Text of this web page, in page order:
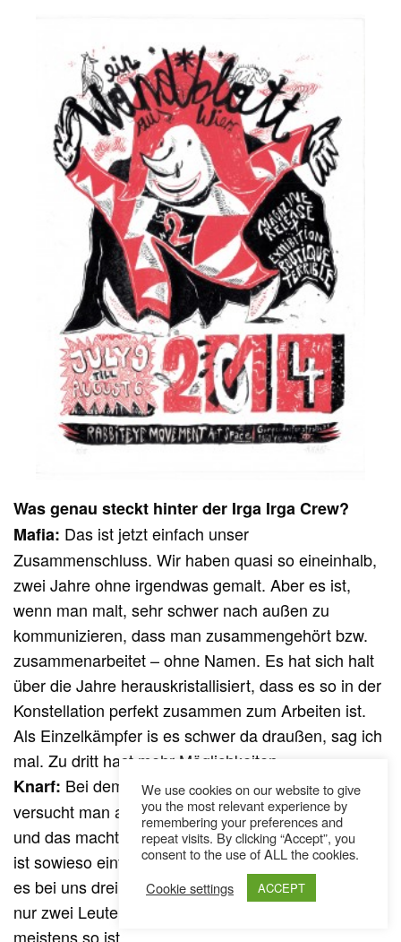
Was genau steckt hinter der Irga Irga Crew?
Mafia: Das ist jetzt einfach unser
Zusammenschluss. Wir haben quasi so eineinhalb,
zwei Jahre ohne irgendwas gemalt. Aber es ist,
wenn man malt, sehr schwer nach außen zu
kommunizieren, dass man zusammengehört bzw.
zusammenarbeitet – ohne Namen. Es hat sich halt
über die Jahre herauskristallisiert, dass es so in der
Konstellation perfekt zusammen zum Arbeiten ist.
Als Einzelkämpfer is es schwer da draußen, sag ich
mal. Zu dritt hast mehr Möglichkeiten.
Knarf: Bei dem Step wo wir momentan sind,
versucht man auch größere Kreise zu schließen,
und das macht auch mehr Vielfalt im Arbeiten – und
ist sowieso einfach viel angenehmer. Trotzdem ist
es bei uns drei einfacher und leichter, wenn immer
nur zwei Leute miteinander arbeiten, was auch
meistens so ist.
We use cookies on our website to give
you the most relevant experience by
remembering your preferences and
repeat visits. By clicking “Accept”, you
consent to the use of ALL the cookies.
Cookie settings
ACCEPT